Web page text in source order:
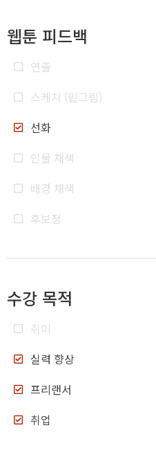
웹툰 피드백
연출
스케치 (밑그림)
선화
인물 채색
배경 채색
후보정
수강 목적
취미
실력 향상
프리랜서
취업